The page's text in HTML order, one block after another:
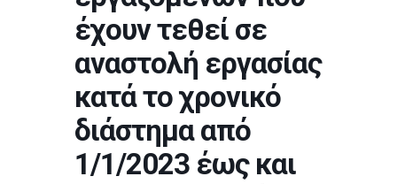
έχουν τεθεί σε
αναστολή εργασίας
κατά το χρονικό
διάστημα από
1/1/2023 έως και